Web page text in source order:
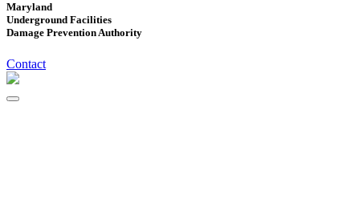
Maryland
Underground Facilities
Damage Prevention Authority
Contact